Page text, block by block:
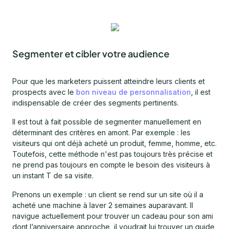
Segmenter et cibler votre audience
Pour que les marketers puissent atteindre leurs clients et
prospects avec le bon niveau de personnalisation , il est
indispensable de créer des segments pertinents.
Il est tout à fait possible de segmenter manuellement en
déterminant des critères en amont. Par exemple : les
visiteurs qui ont déjà acheté un produit, femme, homme, etc.
Toutefois, cette méthode n'est pas toujours très précise et
ne prend pas toujours en compte le besoin des visiteurs à
un instant T de sa visite.
Prenons un exemple : un client se rend sur un site où il a
acheté une machine à laver 2 semaines auparavant. Il
navigue actuellement pour trouver un cadeau pour son ami
dont l’anniversaire approche, il voudrait lui trouver un guide